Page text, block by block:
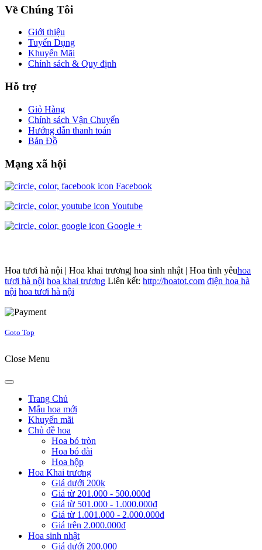
Về Chúng Tôi
Giới thiệu
Tuyển Dụng
Khuyến Mãi
Chính sách & Quy định
Hỗ trợ
Giỏ Hàng
Chính sách Vận Chuyển
Hướng dẫn thanh toán
Bản Đồ
Mạng xã hội
Facebook
Youtube
Google +
Hoa tươi hà nội | Hoa khai trương| hoa sinh nhật | Hoa tình yêuhoa
tươi hà nội hoa khai trương Liên kết: http://hoatot.com điện hoa hà
nội hoa tươi hà nội
Goto Top
Close Menu
Trang Chủ
Mẫu hoa mới
Khuyến mãi
Chủ đề hoa
Hoa bó tròn
Hoa bó dài
Hoa hộp
Hoa Khai trương
Giá dưới 200k
Giá từ 201.000 - 500.000đ
Giá từ 501.000 - 1.000.000đ
Giá từ 1.001.000 - 2.000.000đ
Giá trên 2.000.000đ
Hoa sinh nhật
Giá dưới 200.000